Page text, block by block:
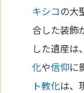
キシコの大
合した装飾
した遺産は
化や信仰に
ト教化は、